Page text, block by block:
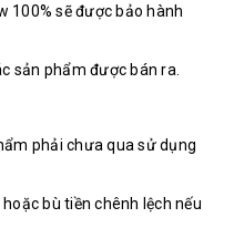
100% sẽ được bảo hành
sản phẩm được bán ra.
phải chưa qua sử dụng
bù tiền chênh lệch nếu